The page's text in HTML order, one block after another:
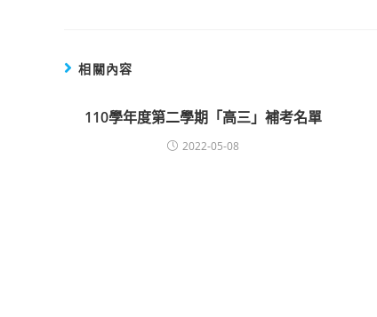
相關內容
110學年度第二學期「高三」補考名單
2022-05-08